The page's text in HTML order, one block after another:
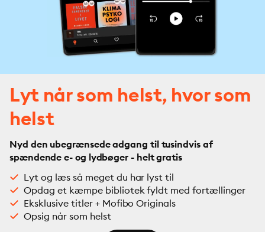
Lyt når som helst, hvor som
helst
Nyd den ubegrænsede adgang til tusindvis af
spændende e- og lydbøger - helt gratis
Lyt og læs så meget du har lyst til
Opdag et kæmpe bibliotek fyldt med fortællinger
Eksklusive titler + Mofibo Originals
Opsig når som helst